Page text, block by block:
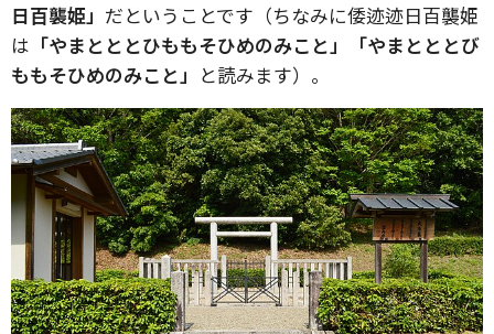
日百襲姫」 だということです（ちなみに倭迹迹日百襲姫
は 「やまとととひももそひめのみこと」「やまとととび
ももそひめのみこと」 と読みます）。